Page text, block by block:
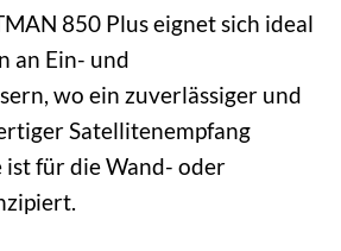
850 Plus eignet sich ideal
an Ein- und
wo ein zuverlässiger und
Satellitenempfang
für die Wand- oder